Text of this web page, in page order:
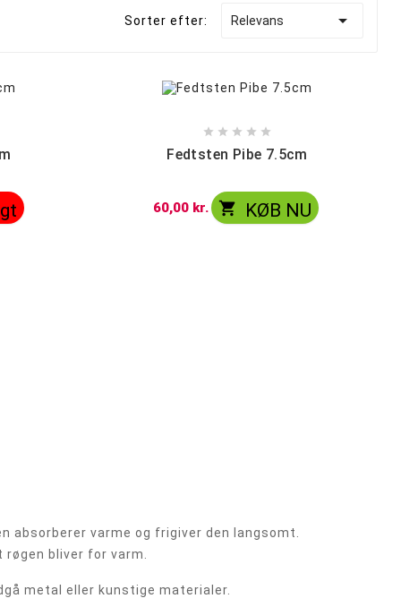
Sorter efter: Relevans 
    
Fedtsten Pibe 7.5cm
60,00 kr.  KØB NU
absorberer varme og frigiver den langsomt.
røgen bliver for varm.
metal eller kunstige materialer.